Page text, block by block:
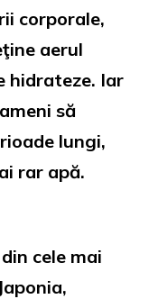
corporale,
aerul
hidrateze. Iar
să
lungi,
rar apă.
cele mai